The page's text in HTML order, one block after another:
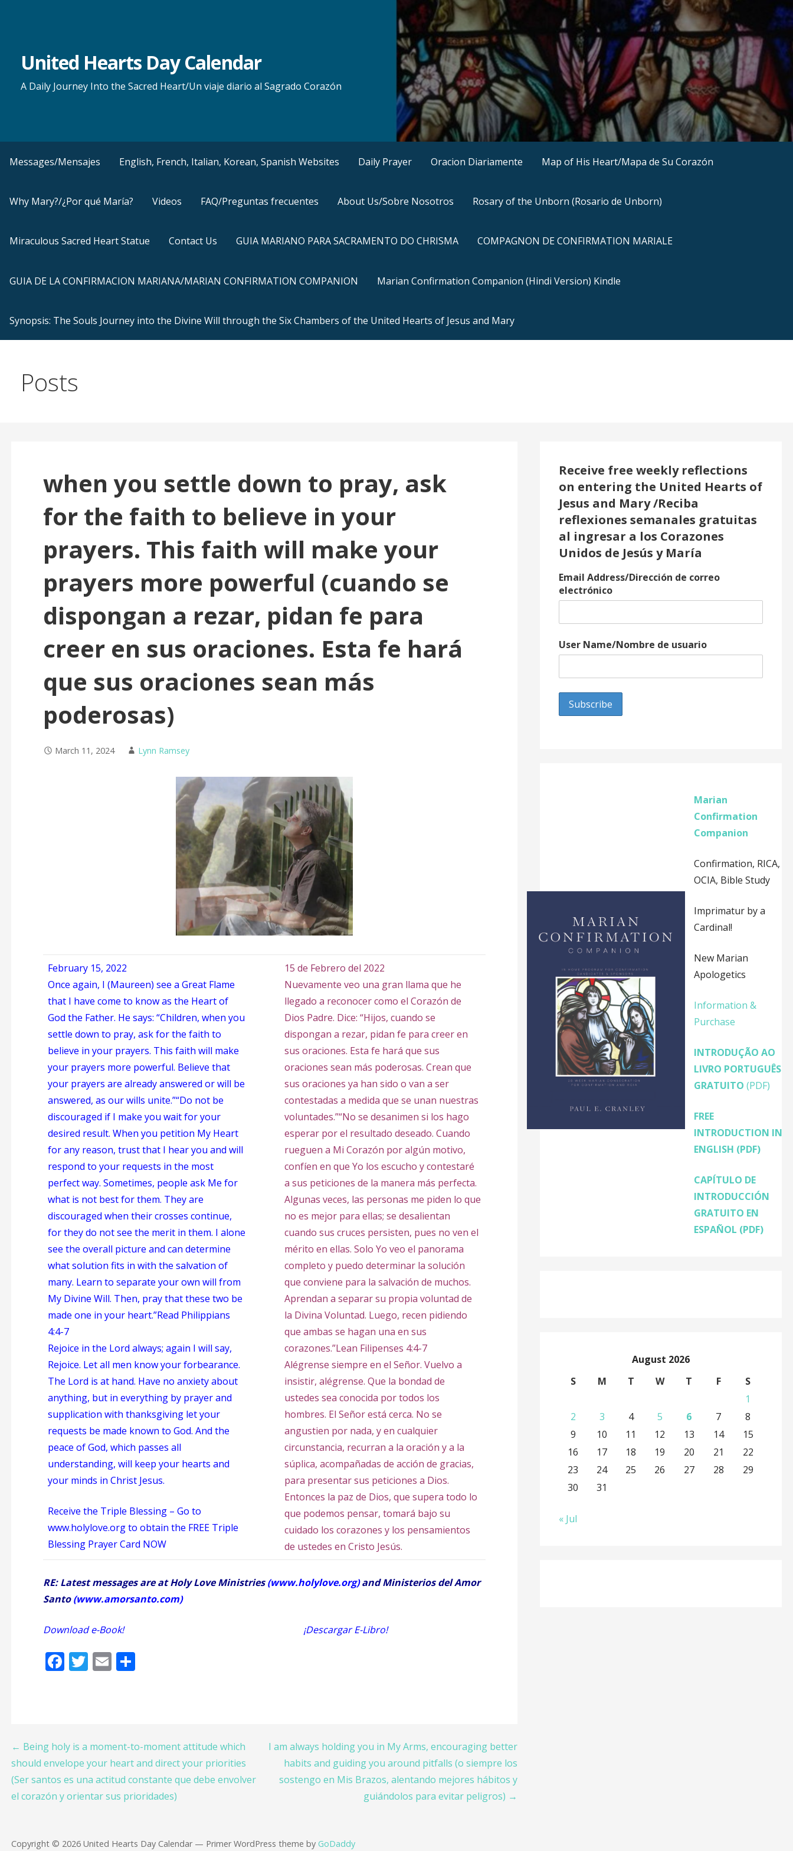
United Hearts Day Calendar
A Daily Journey Into the Sacred Heart/Un viaje diario al Sagrado Corazón
Messages/Mensajes English, French, Italian, Korean, Spanish Websites Daily Prayer Oracion Diariamente Map of His Heart/Mapa de Su Corazón
Why Mary?/¿Por qué María? Videos FAQ/Preguntas frecuentes About Us/Sobre Nosotros Rosary of the Unborn (Rosario de Unborn)
Miraculous Sacred Heart Statue Contact Us GUIA MARIANO PARA SACRAMENTO DO CHRISMA COMPAGNON DE CONFIRMATION MARIALE
GUIA DE LA CONFIRMACION MARIANA/MARIAN CONFIRMATION COMPANION Marian Confirmation Companion (Hindi Version) Kindle
Synopsis: The Souls Journey into the Divine Will through the Six Chambers of the United Hearts of Jesus and Mary
Posts
when you settle down to pray, ask
for the faith to believe in your
prayers. This faith will make your
prayers more powerful (cuando se
dispongan a rezar, pidan fe para
creer en sus oraciones. Esta fe hará
que sus oraciones sean más
poderosas)
March 11, 2024 Lynn Ramsey
February 15, 2022
Once again, I (Maureen) see a Great Flame
that I have come to know as the Heart of
God the Father. He says: “Children, when you
settle down to pray, ask for the faith to
believe in your prayers. This faith will make
your prayers more powerful. Believe that
your prayers are already answered or will be
answered, as our wills unite.”“Do not be
discouraged if I make you wait for your
desired result. When you petition My Heart
for any reason, trust that I hear you and will
respond to your requests in the most
perfect way. Sometimes, people ask Me for
what is not best for them. They are
discouraged when their crosses continue,
for they do not see the merit in them. I alone
see the overall picture and can determine
what solution fits in with the salvation of
many. Learn to separate your own will from
My Divine Will. Then, pray that these two be
made one in your heart.”Read Philippians
4:4-7
Rejoice in the Lord always; again I will say,
Rejoice. Let all men know your forbearance.
The Lord is at hand. Have no anxiety about
anything, but in everything by prayer and
supplication with thanksgiving let your
requests be made known to God. And the
peace of God, which passes all
understanding, will keep your hearts and
your minds in Christ Jesus.
Receive the Triple Blessing – Go to
www.holylove.org to obtain the FREE Triple
Blessing Prayer Card NOW
15 de Febrero del 2022
Nuevamente veo una gran llama que he
llegado a reconocer como el Corazón de
Dios Padre. Dice: “Hijos, cuando se
dispongan a rezar, pidan fe para creer en
sus oraciones. Esta fe hará que sus
oraciones sean más poderosas. Crean que
sus oraciones ya han sido o van a ser
contestadas a medida que se unan nuestras
voluntades.”“No se desanimen si los hago
esperar por el resultado deseado. Cuando
rueguen a Mi Corazón por algún motivo,
confíen en que Yo los escucho y contestaré
a sus peticiones de la manera más perfecta.
Algunas veces, las personas me piden lo que
no es mejor para ellas; se desalientan
cuando sus cruces persisten, pues no ven el
mérito en ellas. Solo Yo veo el panorama
completo y puedo determinar la solución
que conviene para la salvación de muchos.
Aprendan a separar su propia voluntad de
la Divina Voluntad. Luego, recen pidiendo
que ambas se hagan una en sus
corazones.”Lean Filipenses 4:4-7
Alégrense siempre en el Señor. Vuelvo a
insistir, alégrense. Que la bondad de
ustedes sea conocida por todos los
hombres. El Señor está cerca. No se
angustien por nada, y en cualquier
circunstancia, recurran a la oración y a la
súplica, acompañadas de acción de gracias,
para presentar sus peticiones a Dios.
Entonces la paz de Dios, que supera todo lo
que podemos pensar, tomará bajo su
cuidado los corazones y los pensamientos
de ustedes en Cristo Jesús.
RE: Latest messages are at Holy Love Ministries(www.holylove.org)and Ministerios del Amor
Santo(www.amorsanto.com)
Download e-Book! ¡Descargar E-Libro!
F
o
o
k
T E S
Post
navigation
← Being holy is a moment-to-moment attitude which
should envelope your heart and direct your priorities
(Ser santos es una actitud constante que debe envolver
el corazón y orientar sus prioridades)
I am always holding you in My Arms, encouraging better
habits and guiding you around pitfalls (o siempre los
sostengo en Mis Brazos, alentando mejores hábitos y
guiándolos para evitar peligros) →
Receive free weekly reflections
on entering the United Hearts of
Jesus and Mary /Reciba
reflexiones semanales gratuitas
al ingresar a los Corazones
Unidos de Jesús y María
Email Address/Dirección de correo
electrónico
User Name/Nombre de usuario
Marian
Confirmation
Companion
Confirmation, RICA,
OCIA, Bible Study
Imprimatur by a
Cardinal!
New Marian
Apologetics
Information &
Purchase
INTRODUÇÃO AO
LIVRO PORTUGUÊS
GRATUITO (PDF)
FREE
INTRODUCTION IN
ENGLISH (PDF)
CAPÍTULO DE
INTRODUCCIÓN
GRATUITO EN
ESPAÑOL (PDF)
August 2026
S
M T W T F
S
1
2
3 4 5 6 7
8
9
10 11 12 13 14
15
16
17 18 19 20 21
22
23
24 25 26 27 28
29
30
31
« Jul
Copyright © 2026 United Hearts Day Calendar — Primer WordPress theme by GoDaddy